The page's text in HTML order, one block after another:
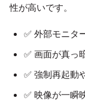
性が高いです。
✅ 外部モニタ
✅ 画面が真っ
✅ 強制再起動
✅ 映像が一瞬